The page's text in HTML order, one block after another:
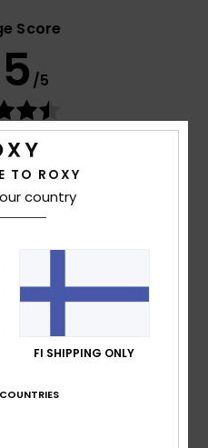
Score
/5
since toukokuuta 2026
recommend this product
Value for money
4.5
TO ROXY
country
FI SHIPPING ONLY